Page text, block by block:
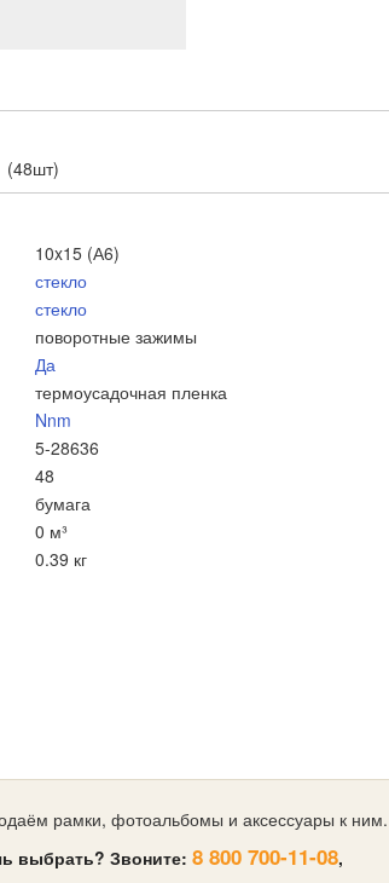
(48шт)
10x15 (А6)
стекло
стекло
поворотные зажимы
Да
термоусадочная пленка
Nnm
5-28636
48
бумага
0 м³
0.39 кг
рамки, фотоальбомы и аксессуары к ним.
выбрать? Звоните: 8 800 700-11-08,